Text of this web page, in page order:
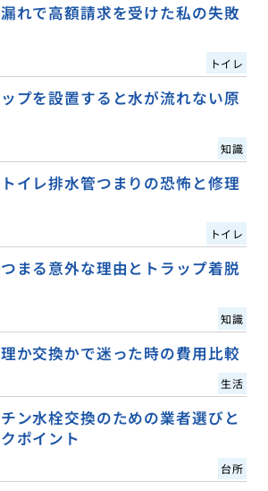
れで高額請求を受けた私の失敗
トイレ
プを設置すると水が流れない原
知識
イレ排水管つまりの恐怖と修理
トイレ
まる意外な理由とトラップ着脱
知識
か交換かで迷った時の費用比較
生活
ン水栓交換のための業者選びと
ポイント
台所